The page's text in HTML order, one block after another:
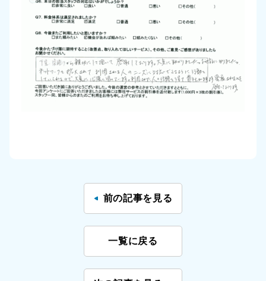
前の記事を見る
一覧に戻る